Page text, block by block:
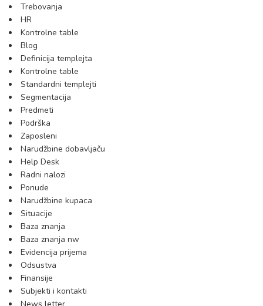
Trebovanja
HR
Kontrolne table
Blog
Definicija templejta
Kontrolne table
Standardni templejti
Segmentacija
Predmeti
Podrška
Zaposleni
Narudžbine dobavljaču
Help Desk
Radni nalozi
Ponude
Narudžbine kupaca
Situacije
Baza znanja
Baza znanja nw
Evidencija prijema
Odsustva
Finansije
Subjekti i kontakti